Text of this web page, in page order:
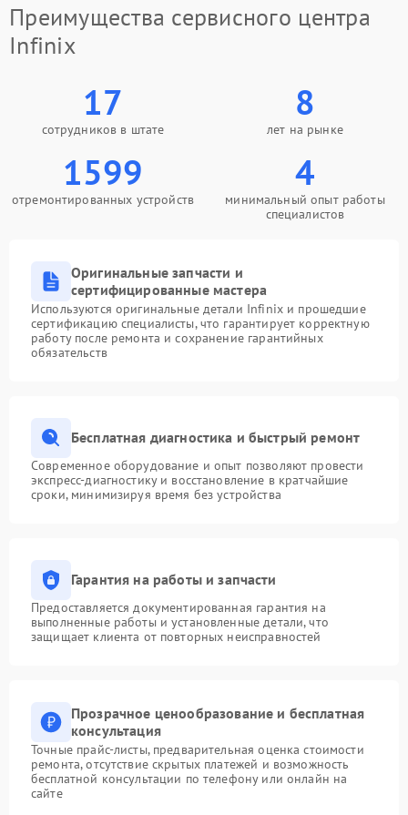
Преимущества сервисного центра
Infinix
17
сотрудников в штате
8
лет на рынке
1599
отремонтированных устройств
4
минимальный опыт работы
специалистов
Оригинальные запчасти и
сертифицированные мастера
Используются оригинальные детали Infinix и прошедшие
сертификацию специалисты, что гарантирует корректную
работу после ремонта и сохранение гарантийных
обязательств
Бесплатная диагностика и быстрый ремонт
Современное оборудование и опыт позволяют провести
экспресс-диагностику и восстановление в кратчайшие
сроки, минимизируя время без устройства
Гарантия на работы и запчасти
Предоставляется документированная гарантия на
выполненные работы и установленные детали, что
защищает клиента от повторных неисправностей
Прозрачное ценообразование и бесплатная
консультация
Точные прайс-листы, предварительная оценка стоимости
ремонта, отсутствие скрытых платежей и возможность
бесплатной консультации по телефону или онлайн на
сайте